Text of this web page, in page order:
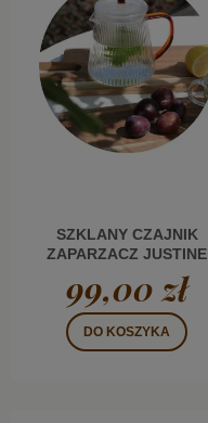
SZKLANY CZAJNIK
ZAPARZACZ JUSTINE
FILTREM BURSZTYN
1,0 L
99,00 zł
DO KOSZYKA